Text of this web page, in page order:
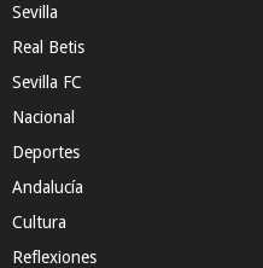
Sevilla
Real Betis
Sevilla FC
Nacional
Deportes
Andalucía
Cultura
Reflexiones